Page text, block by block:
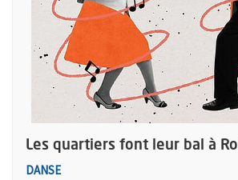
Les quartiers font leur bal à
DANSE